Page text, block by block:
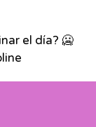
el día? 🥶⁣